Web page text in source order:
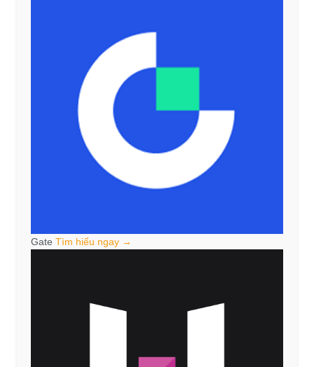
Gate Tìm hiểu ngay →